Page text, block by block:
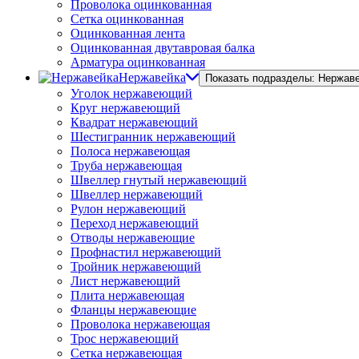
Проволока оцинкованная
Сетка оцинкованная
Оцинкованная лента
Оцинкованная двутавровая балка
Арматура оцинкованная
Нержавейка
Показать подразделы:
Уголок нержавеющий
Круг нержавеющий
Квадрат нержавеющий
Шестигранник нержавеющий
Полоса нержавеющая
Труба нержавеющая
Швеллер гнутый нержавеющий
Швеллер нержавеющий
Рулон нержавеющий
Переход нержавеющий
Отводы нержавеющие
Профнастил нержавеющий
Тройник нержавеющий
Лист нержавеющий
Плита нержавеющая
Фланцы нержавеющие
Проволока нержавеющая
Трос нержавеющий
Сетка нержавеющая